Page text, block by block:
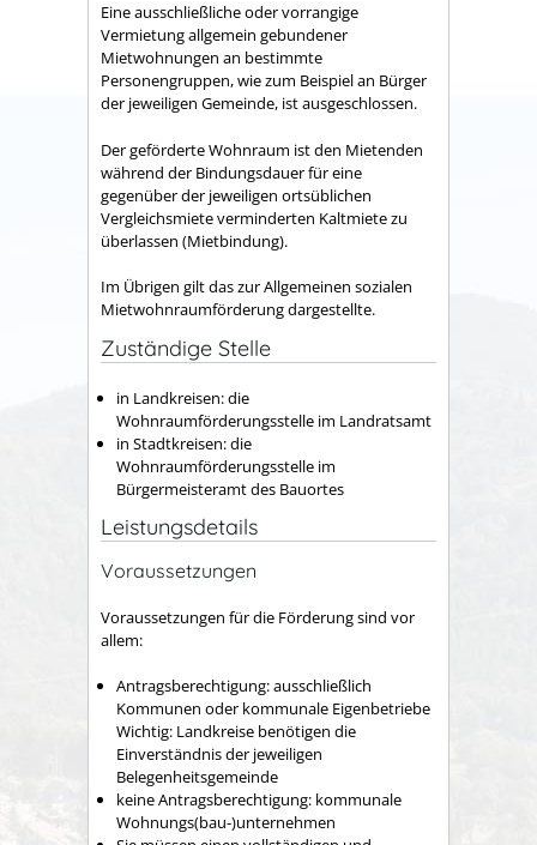
Eine ausschließliche oder vorrangige
Vermietung allgemein gebundener
Mietwohnungen an bestimmte
Personengruppen, wie zum Beispiel an Bürger
der jeweiligen Gemeinde, ist ausgeschlossen.
Der geförderte Wohnraum ist den Mietenden
während der Bindungsdauer für eine
gegenüber der jeweiligen ortsüblichen
Vergleichsmiete verminderten Kaltmiete zu
überlassen (Mietbindung).
Im Übrigen gilt das zur Allgemeinen sozialen
Mietwohnraumförderung dargestellte.
Zuständige Stelle
in Landkreisen: die
Wohnraumförderungsstelle im Landratsamt
in Stadtkreisen: die
Wohnraumförderungsstelle im
Bürgermeisteramt des Bauortes
Leistungsdetails
Voraussetzungen
Voraussetzungen für die Förderung sind vor
allem:
Antragsberechtigung: ausschließlich
Kommunen oder kommunale Eigenbetriebe
Wichtig: Landkreise benötigen die
Einverständnis der jeweiligen
Belegenheitsgemeinde
keine Antragsberechtigung: kommunale
Wohnungs(bau-)unternehmen